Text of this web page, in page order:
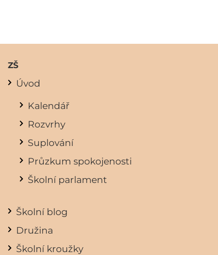
ZŠ
Úvod
Kalendář
Rozvrhy
Suplování
Průzkum spokojenosti
Školní parlament
Školní blog
Družina
Školní kroužky